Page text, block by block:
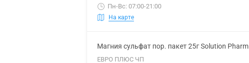
Пн-Вс: 07:00-21:00
На карте
Магния сульфат пор. пакет 25г Solution Pharm
ЕВРО ПЛЮС ЧП